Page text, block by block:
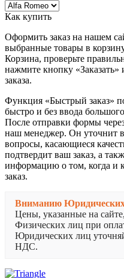
Как купить
Оформить заказ на нашем
выбранные товары в
Корзина, проверьте
нажмите кнопку
заказа.
Функция «Быстрый заказ»
быстро и без ввода
После отправки формы
наш менеджер. Он уточнит
вопросы, касающиеся
подтвердит ваш заказ, а
информацию о том, когда и
заказ.
Вниманию
Цены, указанные на
Физических лиц при
Юридических лиц
НДС.